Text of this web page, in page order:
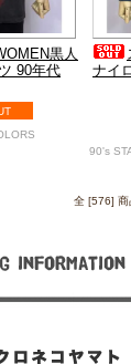
黒人
90年代
ナイ
90's
全 [576] 商